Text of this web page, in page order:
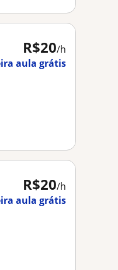
R$20/h
aula grátis
R$20/h
aula grátis